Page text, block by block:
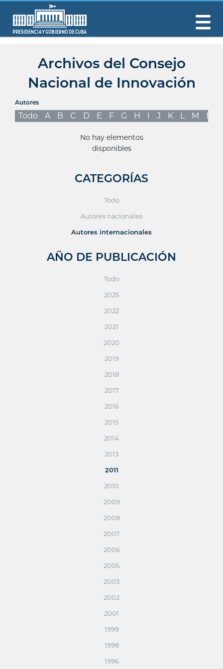
Archivos del Consejo
Nacional de Innovación
Autores
Todo A B C D E F G H I J K L M N
No hay elementos
disponibles
CATEGORÍAS
Todo
Autores nacionales
Autores internacionales
AÑO DE PUBLICACIÓN
Todo
2025
2022
2021
2020
2019
2018
2017
2016
2015
2014
2013
2011
2010
2009
2008
2007
2006
2005
2003
2002
2001
1999
1998
1996